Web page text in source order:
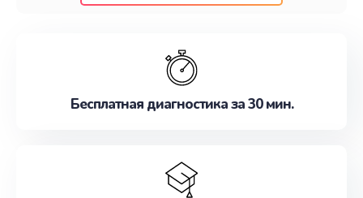
наилучшим образом. Не медлите записаться на
Бесплатная диагностика за 30 мин.